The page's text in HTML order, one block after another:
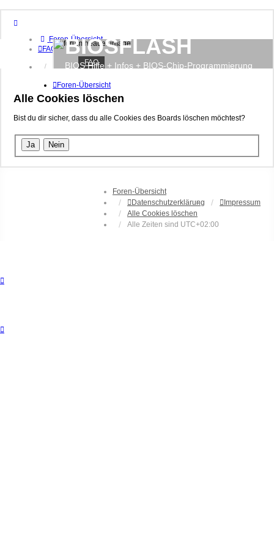
Foren-Übersicht
FAQ
Anmelden
BIOSFLASH
BIOS Hilfe + Infos + BIOS-Chip-Programmierung
FAQ
Foren-Übersicht
Alle Cookies löschen
Bist du dir sicher, dass du alle Cookies des Boards löschen möchtest?
Foren-Übersicht
Datenschutzerklärung
Impressum
Alle Cookies löschen
Alle Zeiten sind UTC+02:00